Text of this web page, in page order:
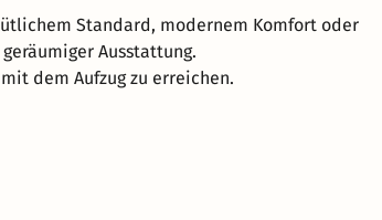
Standard, modernem Komfort oder
Ausstattung.
dem Aufzug zu erreichen.